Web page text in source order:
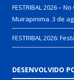
FESTRIBAL 2026 –
Muirapinima. 3 de
FESTRIBAL 2026:
DESENVOLVIDO